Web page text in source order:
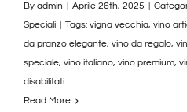
By admin Aprile 26th, 2025
Speciali
Tags: vigna vecchia, vino
da pranzo elegante, vino da regalo,
speciale, vino italiano, vino premium,
disabilitatisu
Bottiglia
Read More